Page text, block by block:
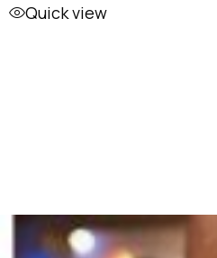
Quick view